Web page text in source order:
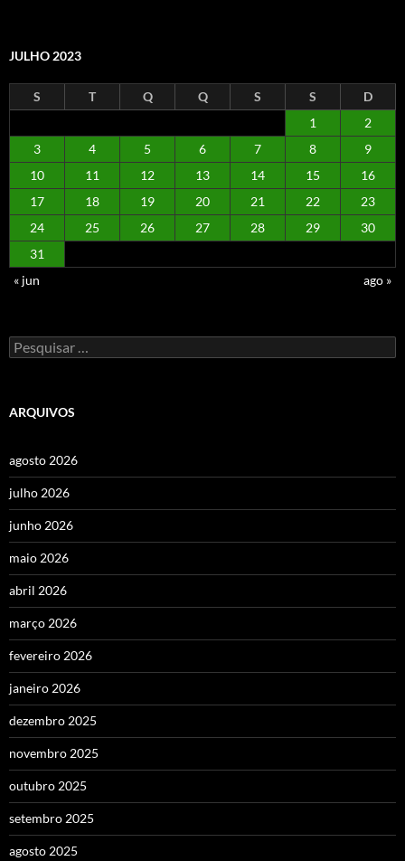
JULHO 2023
S T Q Q S S
D
1
2
3
4 5 6 7 8
9
10
11 12 13 14 15
16
17
18 19 20 21 22
23
24
25 26 27 28 29
30
31
« jun
ago »
Pesquisar
por:
ARQUIVOS
agosto 2026
julho 2026
junho 2026
maio 2026
abril 2026
março 2026
fevereiro 2026
janeiro 2026
dezembro 2025
novembro 2025
outubro 2025
setembro 2025
agosto 2025